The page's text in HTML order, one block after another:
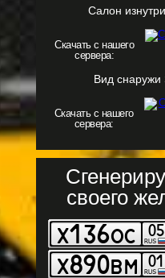
Салон
Скачать с нашего
сервера:
Вид снаружи
Скачать с нашего
сервера:
своего